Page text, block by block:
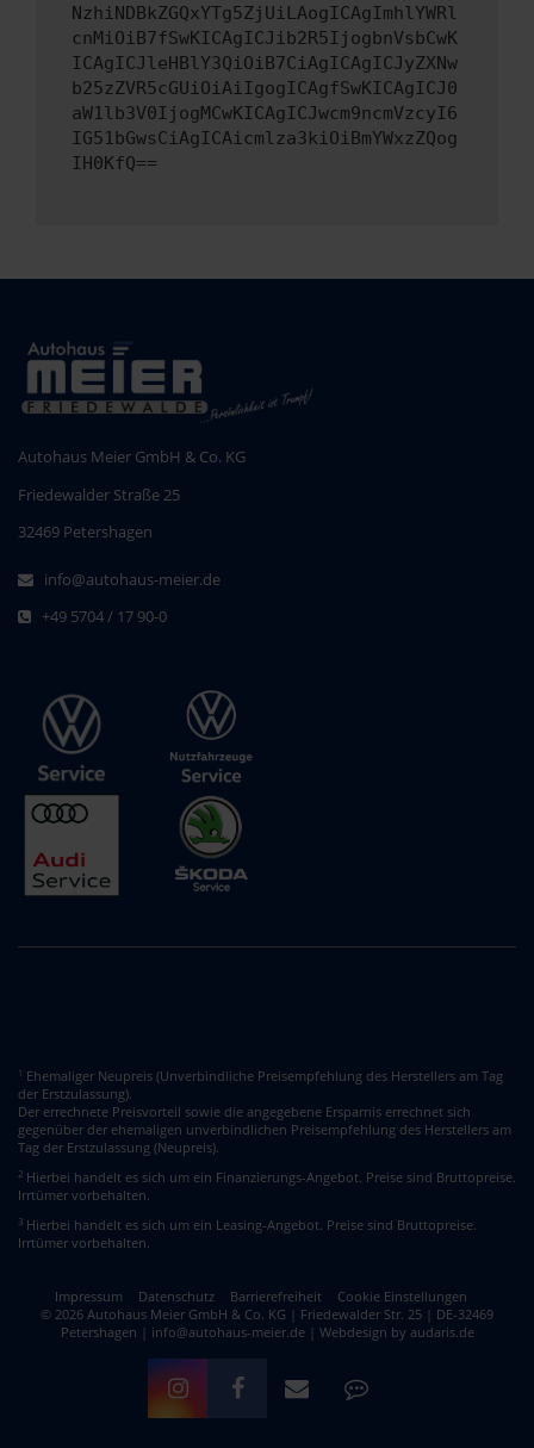
NzhiNDBkZGQxYTg5ZjUiLAogICAgImhlYWRl
cnMiOiB7fSwKICAgICJib2R5IjogbnVsbCwK
ICAgICJleHBlY3QiOiB7CiAgICAgICJyZXNw
b25zZVR5cGUiOiAiIgogICAgfSwKICAgICJ0
aW1lb3V0IjogMCwKICAgICJwcm9ncmVzcyI6
IG51bGwsCiAgICAicmlza3kiOiBmYWxzZQog
IH0KfQ==
Autohaus Meier GmbH & Co. KG
Friedewalder Straße 25
32469 Petershagen
info@autohaus-meier.de
+49 5704 / 17 90-0
1 Ehemaliger Neupreis (Unverbindliche Preisempfehlung des Herstellers am Tag
der Erstzulassung).
Der errechnete Preisvorteil sowie die angegebene Ersparnis errechnet sich
gegenüber der ehemaligen unverbindlichen Preisempfehlung des Herstellers am
Tag der Erstzulassung (Neupreis).
2 Hierbei handelt es sich um ein Finanzierungs-Angebot. Preise sind Bruttopreise.
Irrtümer vorbehalten.
3 Hierbei handelt es sich um ein Leasing-Angebot. Preise sind Bruttopreise.
Irrtümer vorbehalten.
Impressum Datenschutz Barrierefreiheit
Cookie Einstellungen
© 2026 Autohaus Meier GmbH & Co. KG | Friedewalder Str. 25 | DE-32469
Petershagen | info@autohaus-meier.de | Webdesign by audaris.de